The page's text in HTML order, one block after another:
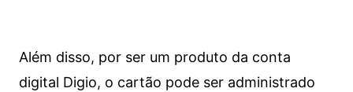
Além disso, por ser um produto da conta
digital Digio, o cartão pode ser administrado